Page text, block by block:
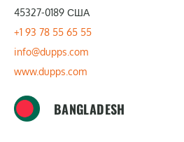
45327-0189 США
+1 93 78 55 65 55
info@dupps.com
www.dupps.com
BANGLADESH